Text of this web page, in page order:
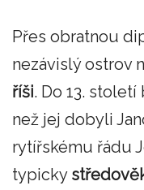
Přes obratnou
nezávislý ostrov
říši. Do 13.
než jej dobyli
rytířskému řádu
typicky